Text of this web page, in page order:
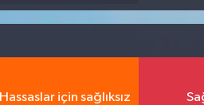
Hassaslar için sağlıksız